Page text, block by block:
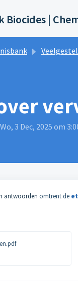
Biocides |
Veelgestelde vragen en
3 Dec, 2025 om
antwoorden omtrent de